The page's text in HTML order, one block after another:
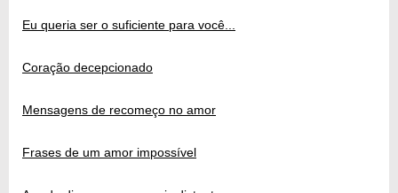
Eu queria ser o suficiente para você...
Coração decepcionado
Mensagens de recomeço no amor
Frases de um amor impossível